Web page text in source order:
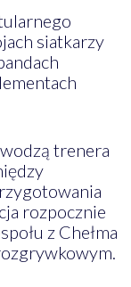
siatkarzy
trenera
rozpocznie
z Chełma